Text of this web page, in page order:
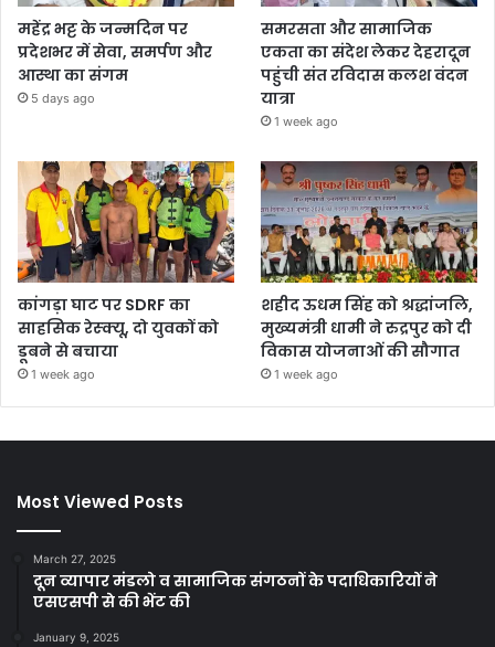
महेंद्र भट्ट के जन्मदिन पर
प्रदेशभर में सेवा, समर्पण और
आस्था का संगम
5 days ago
समरसता और सामाजिक
एकता का संदेश लेकर देहरादून
पहुंची संत रविदास कलश वंदन
यात्रा
1 week ago
कांगड़ा घाट पर SDRF का
साहसिक रेस्क्यू, दो युवकों को
डूबने से बचाया
1 week ago
शहीद ऊधम सिंह को श्रद्धांजलि,
मुख्यमंत्री धामी ने रुद्रपुर को दी
विकास योजनाओं की सौगात
1 week ago
Most Viewed Posts
March 27, 2025
दून व्यापार मंडलो व सामाजिक संगठनों के पदाधिकारियों ने
एसएसपी से की भेंट की
January 9, 2025